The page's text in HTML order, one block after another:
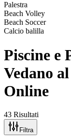
Palestra
Beach Volley
Beach Soccer
Calcio balilla
Piscine e
Vedano
Online
43 Risultati
Filtra